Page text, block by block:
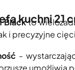
kuchni 21
Blackto
i precyzyjne
-
umożliwia